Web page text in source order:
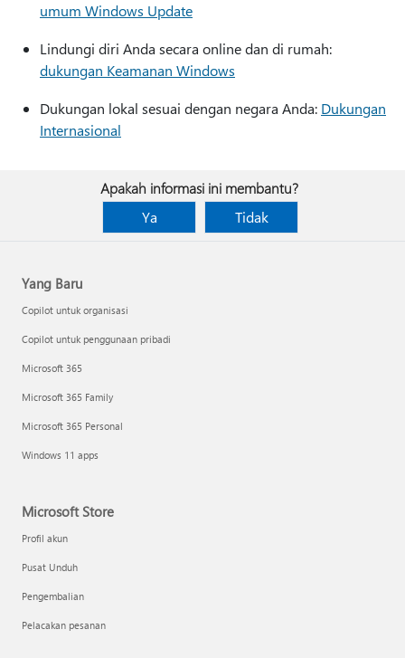
umum Windows Update
Lindungi diri Anda secara online dan di rumah:
dukungan Keamanan Windows
Dukungan lokal sesuai dengan negara Anda: Dukungan
Internasional
Apakah informasi ini membantu?
Ya
Tidak
Yang Baru
Copilot untuk organisasi
Copilot untuk penggunaan pribadi
Microsoft 365
Microsoft 365 Family
Microsoft 365 Personal
Windows 11 apps
Microsoft Store
Profil akun
Pusat Unduh
Pengembalian
Pelacakan pesanan